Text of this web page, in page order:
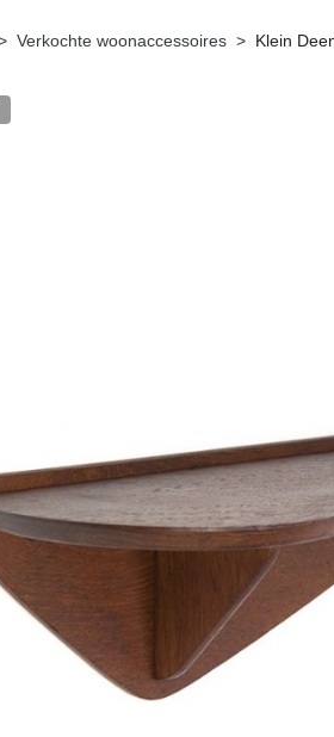
Verkochte woonaccessoires Klein